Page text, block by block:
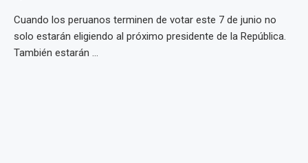
Cuando los peruanos terminen de votar este 7 de junio no
solo estarán eligiendo al próximo presidente de la República.
También estarán ...